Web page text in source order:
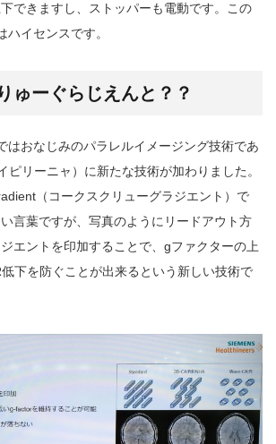
できますし、ストッパーも電動です。この
ハイセンスです。
ゅーぐらじえんと？？
はおなじみのパラレルイメージング技術であ
ピリーニャ）に新たな技術が加わりました。
（コークスクリューグラジエント）で
言葉ですが、写真のようにリードアウト方
エントを印加することで、gファクターの上
下を防ぐことが出来るという新しい技術で